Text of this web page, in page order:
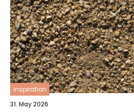
inspiration
31. May 2026